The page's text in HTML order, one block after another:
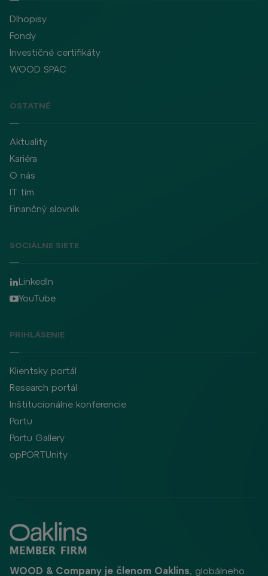
Dlhopisy
Fondy
Investičné certifikáty
WOOD SPAC
OSTATNÉ
Aktuality
Kariéra
O nás
IT tím
Finančný slovník
SOCIÁLNE SIETE
LinkedIn
YouTube
PRIHLÁSENIE
Klientsky portál
Research portál
Inštitucionálne konferencie
Portu
Portu Gallery
opPORTUnity
WOOD & Company je členom Oaklins, globálneho